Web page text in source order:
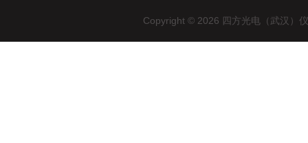
Copyright © 2026 四方光电（武汉）